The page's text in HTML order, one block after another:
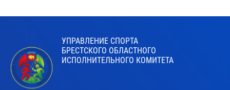
УПРАВЛЕНИЕ СПОРТА
БРЕСТСКОГО ОБЛАСТНОГО
ИСПОЛНИТЕЛЬНОГО КОМИТЕТА